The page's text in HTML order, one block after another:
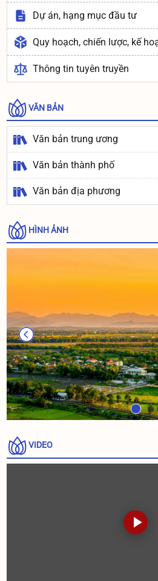
Dự án, hạng mục đầu tư
Quy hoạch, chiến lược, kế
Thông tin tuyên truyền
VĂN BẢN
Văn bản trung ương
Văn bản thành phố
Văn bản địa phương
HÌNH ẢNH
VIDEO